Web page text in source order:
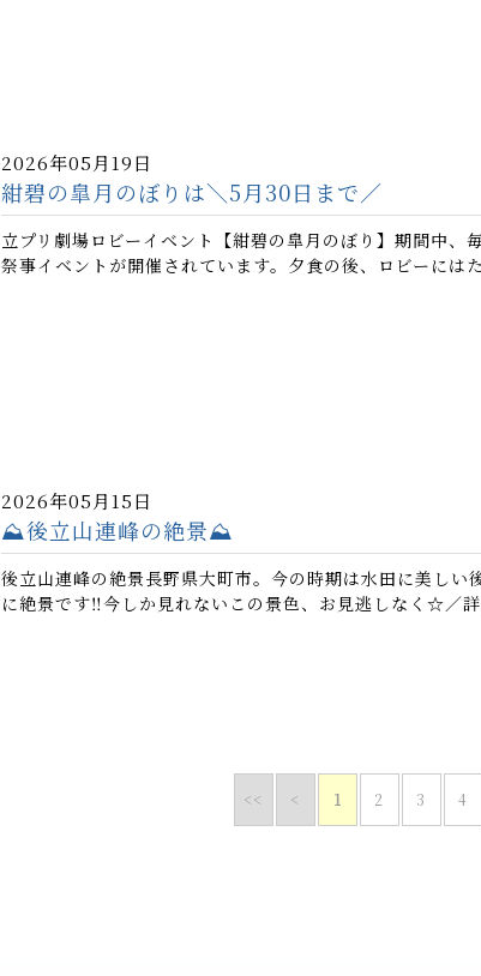
2026年05月19日
紺碧の皐月のぼりは＼5月30日まで／
立プリ劇場ロビーイベント【紺碧の皐月のぼり】期間中、
祭事イベントが開催されています。夕食の後、ロビーには
2026年05月15日
⛰️後立山連峰の絶景⛰️
後立山連峰の絶景長野県大町市。今の時期は水田に美し
に絶景です‼️今しか見れないこの景色、お見逃しなく☆／
<< < 1 2 3 4